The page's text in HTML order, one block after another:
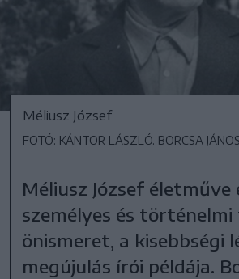
Méliusz József
FOTÓ: KÁNTOR LÁSZLÓ. BORCSA
Méliusz József életműve
személyes és
önismeret, a kisebbségi
megújulás írói példája.